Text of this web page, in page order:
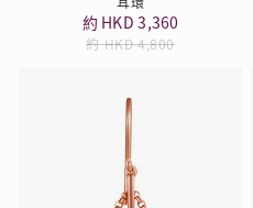
約 HKD 3,360
約 HKD 4,800